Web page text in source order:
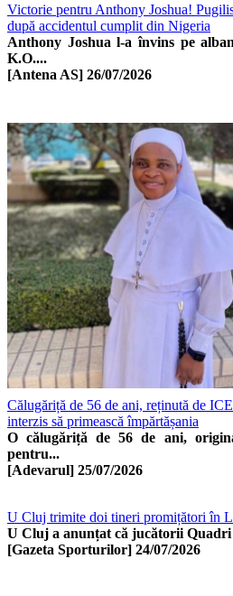
Victorie pentru Anthony Joshua!
după accidentul cumplit din Nigeria
Anthony Joshua l-a învins pe
K.O....
[Antena AS] 26/07/2026
Călugăriță de 56 de ani, reținută de
interzis să primească împărtășania
O călugăriță de 56 de ani,
pentru...
[Adevarul] 25/07/2026
U Cluj trimite doi tineri promițători în
U Cluj a anunțat că jucătorii Quadri
[Gazeta Sporturilor] 24/07/2026